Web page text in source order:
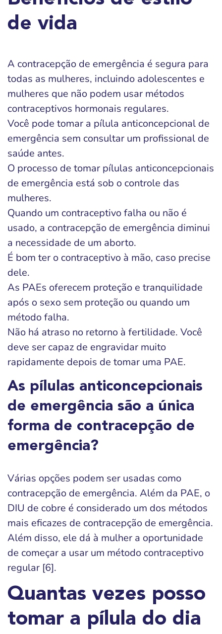
de vida
A contracepção de emergência é segura para
todas as mulheres, incluindo adolescentes e
mulheres que não podem usar métodos
contraceptivos hormonais regulares.
Você pode tomar a pílula anticoncepcional de
emergência sem consultar um profissional de
saúde antes.
O processo de tomar pílulas anticoncepcionais
de emergência está sob o controle das
mulheres.
Quando um contraceptivo falha ou não é
usado, a contracepção de emergência diminui
a necessidade de um aborto.
É bom ter o contraceptivo à mão, caso precise
dele.
As PAEs oferecem proteção e tranquilidade
após o sexo sem proteção ou quando um
método falha.
Não há atraso no retorno à fertilidade. Você
deve ser capaz de engravidar muito
rapidamente depois de tomar uma PAE.
As pílulas anticoncepcionais
de emergência são a única
forma de contracepção de
emergência?
Várias opções podem ser usadas como
contracepção de emergência. Além da PAE, o
DIU de cobre é considerado um dos métodos
mais eficazes de contracepção de emergência.
Além disso, ele dá à mulher a oportunidade
de começar a usar um método contraceptivo
regular [6].
Quantas vezes posso
tomar a pílula do dia